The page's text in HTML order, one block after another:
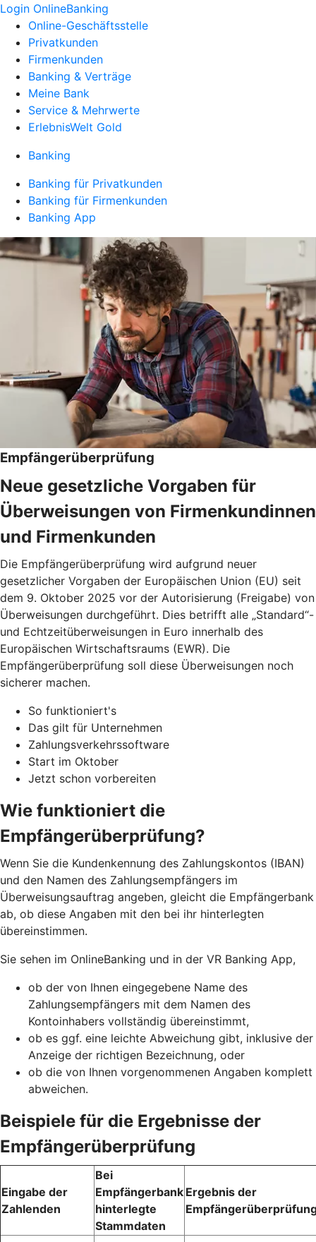
Login OnlineBanking
Online-Geschäftsstelle
Privatkunden
Firmenkunden
Banking & Verträge
Meine Bank
Service & Mehrwerte
ErlebnisWelt Gold
Banking
Banking für Privatkunden
Banking für Firmenkunden
Banking App
Empfängerüberprüfung
Neue gesetzliche Vorgaben für
Überweisungen von Firmenkundinnen
und Firmenkunden
Die Empfängerüberprüfung wird aufgrund neuer
gesetzlicher Vorgaben der Europäischen Union (EU) seit
dem 9. Oktober 2025 vor der Autorisierung (Freigabe) von
Überweisungen durchgeführt. Dies betrifft alle „Standard“-
und Echtzeitüberweisungen in Euro innerhalb des
Europäischen Wirtschaftsraums (EWR). Die
Empfängerüberprüfung soll diese Überweisungen noch
sicherer machen.
So funktioniert's
Das gilt für Unternehmen
Zahlungsverkehrssoftware
Start im Oktober
Jetzt schon vorbereiten
Wie funktioniert die
Empfängerüberprüfung?
Wenn Sie die Kundenkennung des Zahlungskontos (IBAN)
und den Namen des Zahlungsempfängers im
Überweisungsauftrag angeben, gleicht die Empfängerbank
ab, ob diese Angaben mit den bei ihr hinterlegten
übereinstimmen.
Sie sehen im OnlineBanking und in der VR Banking App,
ob der von Ihnen eingegebene Name des
Zahlungsempfängers mit dem Namen des
Kontoinhabers vollständig übereinstimmt,
ob es ggf. eine leichte Abweichung gibt, inklusive der
Anzeige der richtigen Bezeichnung, oder
ob die von Ihnen vorgenommenen Angaben komplett
abweichen.
Beispiele für die Ergebnisse der
Empfängerüberprüfung
Eingabe der
Zahlenden
Bei
Empfängerbank
hinterlegte
Stammdaten
Ergebnis der